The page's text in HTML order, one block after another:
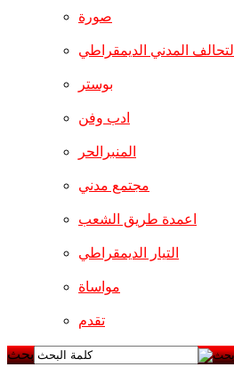
صورة
التحالف المدني الديمقراطي
بوستر
ادب وفن
المنبرالحر
مجتمع مدني
اعمدة طريق الشعب
التيار الديمقراطي
مواساة
تقدم
بحث